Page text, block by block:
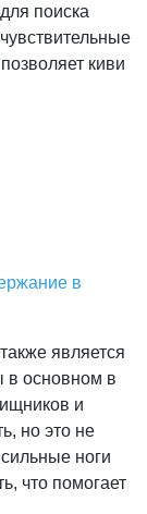
поиска
киви
в
является
в основном в
и
но это не
ноги
что помогает